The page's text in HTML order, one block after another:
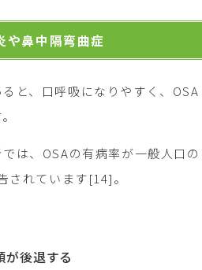
や鼻中隔弯曲症
と、口呼吸になりやすく、OSA
は、OSAの有病率が一般人口の
されています[14]。
が後退する